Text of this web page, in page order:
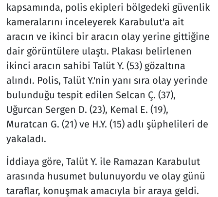
kapsamında, polis ekipleri bölgedeki güvenlik
kameralarını inceleyerek Karabulut'a ait
aracın ve ikinci bir aracın olay yerine gittiğine
dair görüntülere ulaştı. Plakası belirlenen
ikinci aracın sahibi Talüt Y. (53) gözaltına
alındı. Polis, Talüt Y.'nin yanı sıra olay yerinde
bulunduğu tespit edilen Selcan Ç. (37),
Uğurcan Sergen D. (23), Kemal E. (19),
Muratcan G. (21) ve H.Y. (15) adlı şüphelileri de
yakaladı.
İddiaya göre, Talüt Y. ile Ramazan Karabulut
arasında husumet bulunuyordu ve olay günü
taraflar, konuşmak amacıyla bir araya geldi.